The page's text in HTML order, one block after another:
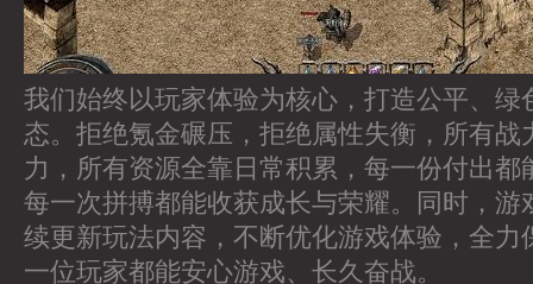
我们始终以玩家体验为核心，打造公平、绿
态。拒绝氪金碾压，拒绝属性失衡，所有战
力，所有资源全靠日常积累，每一份付出都
每一次拼搏都能收获成长与荣耀。同时，游
续更新玩法内容，不断优化游戏体验，全力
一位玩家都能安心游戏、长久奋战。